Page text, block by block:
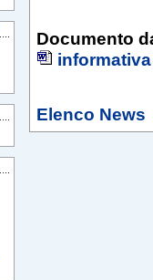
Documento
informativa
Elenco News